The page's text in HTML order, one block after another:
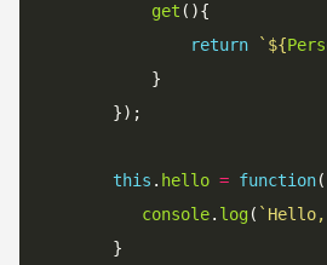
get (){
return
` ${
           }
       });
this . hello = function
console. log( ` Hello,
       }